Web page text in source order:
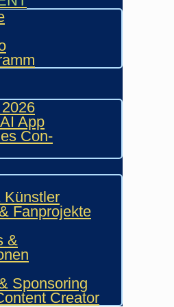
App
Con-
Künstler
Fanprojekte
&
Sponsoring
Creator